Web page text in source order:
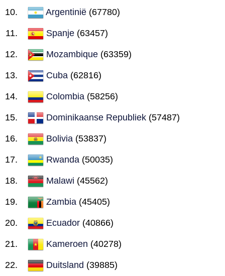
Argentinië (67780)
Spanje (63457)
Mozambique (63359)
Cuba (62816)
Colombia (58256)
Dominikaanse Republiek (57487)
Bolivia (53837)
Rwanda (50035)
Malawi (45562)
Zambia (45405)
Ecuador (40866)
Kameroen (40278)
Duitsland (39885)